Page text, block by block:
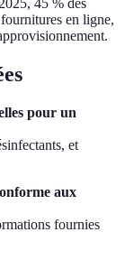
45 % des
en ligne,
pour un
et
aux
fournies